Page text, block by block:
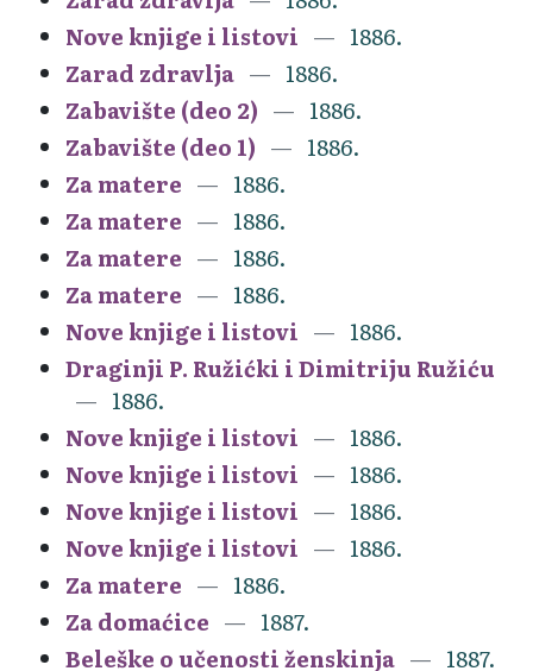
Nove knjige i listovi
1886.
Zarad zdravlja
1886.
Zabavište (deo 2)
1886.
Zabavište (deo 1)
1886.
Za matere
1886.
Za matere
1886.
Za matere
1886.
Za matere
1886.
Nove knjige i listovi
1886.
Draginji P. Ružićki i Dimitriju Ružiću
1886.
Nove knjige i listovi
1886.
Nove knjige i listovi
1886.
Nove knjige i listovi
1886.
Nove knjige i listovi
1886.
Za matere
1886.
Za domaćice
1887.
Beleške o učenosti ženskinja
1887.